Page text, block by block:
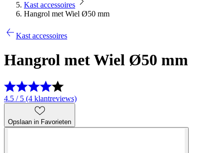
Kast accessoires
Hangrol met Wiel Ø50 mm
Kast accessoires
Hangrol met Wiel Ø50 mm
4.5 / 5 (4 klantreviews)
Opslaan in Favorieten